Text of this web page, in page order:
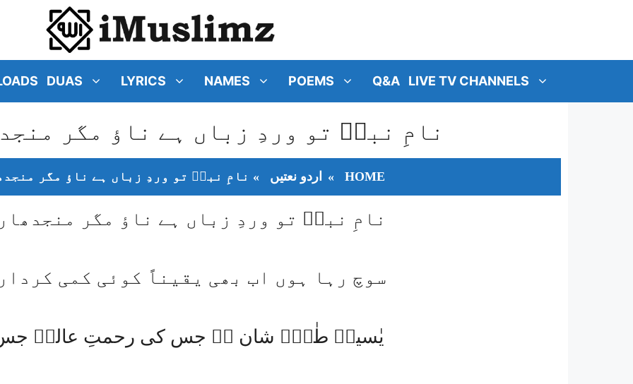
DUAS LYRICS NAMES POEMS Q&A LIVE TV CHANNELS
نامِ نبیؐ تو وردِ زباں ہے ناؤ مگر
HOME
» اردو نعتیں » نامِ نبیؐ تو وردِ زباں ہے ناؤ مگر
نامِ نبیؐ تو وردِ زباں ہے ناؤ مگر
سوچ رہا ہوں اب بھی یقیناً کوئی کمی
یٰسیںؐ طٰہٰؐ شان ہے جس کی رحمتِ عالمؐ جس